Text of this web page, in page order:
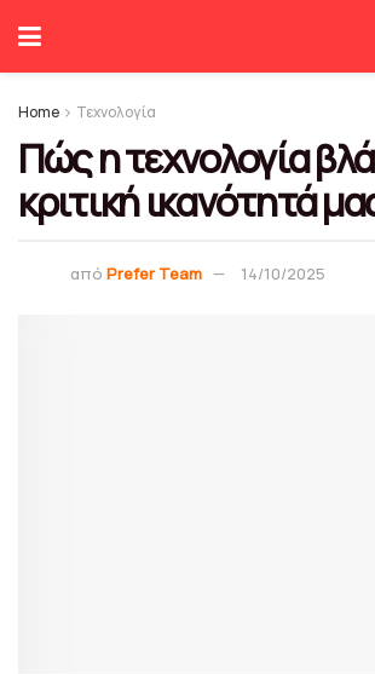
Home Τεχνολογία
Πώς η τεχνολογία
κριτική ικανότητά
από Prefer Team 14/10/2025